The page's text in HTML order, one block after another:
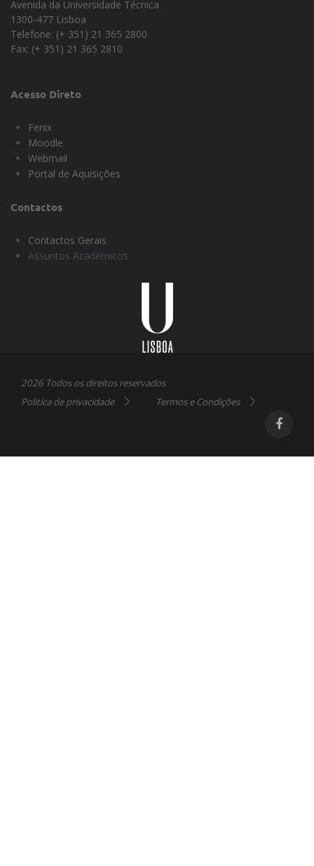
Avenida da Universidade Técnica
1300-477 Lisboa
Telefone: (+ 351) 21 365 2800
Fax: (+ 351) 21 365 2810
Acesso Direto
Fenix
Moodle
Webmail
Portal de Aquisições
Contactos
Contactos Gerais
Assuntos Académicos
2026 Todos os direitos reservados
Politica de privacidade
Termos e Condições